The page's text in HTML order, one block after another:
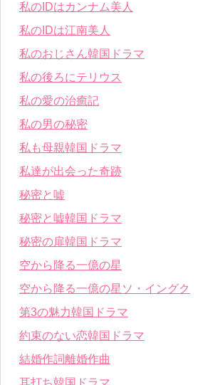
私のIDはカンナム美人
私のIDは江南美人
私のおじさん韓国ドラマ
私の後ろにテリウス
私の愛の治癒記
私の男の秘密
私も母親韓国ドラマ
私達が出会った奇跡
秘密と嘘
秘密と嘘韓国ドラマ
秘密の扉韓国ドラマ
空から降る一億の星
空から降る一億の星ソ・イングク
第3の魅力韓国ドラマ
約束のない恋韓国ドラマ
結婚作詞離婚作曲